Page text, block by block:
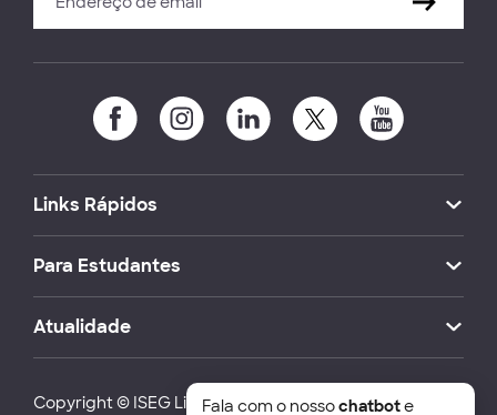
Links Rápidos
Para Estudantes
Atualidade
Copyright © ISEG Lisbon School of Economics and
Fala com o nossochatbote